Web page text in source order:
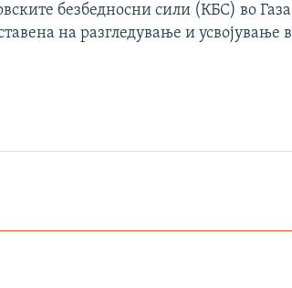
безбедносни сили (КБС) во
на разгледување и усвојување